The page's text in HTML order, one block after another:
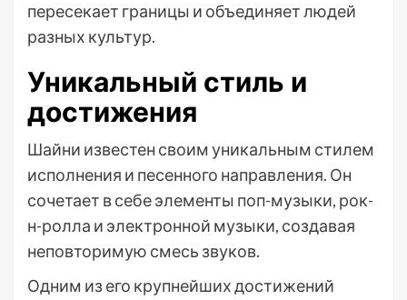
пересекает границы и объединяет людей
разных культур.
Уникальный стиль и
достижения
Шайни известен своим уникальным стилем
исполнения и песенного направления. Он
сочетает в себе элементы поп-музыки, рок-
н-ролла и электронной музыки, создавая
неповторимую смесь звуков.
Одним из его крупнейших достижений